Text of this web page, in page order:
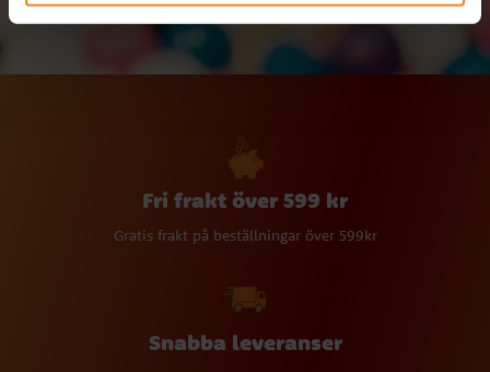
Fri frakt över 599 kr
Gratis frakt på beställningar över 599kr
Snabba leveranser